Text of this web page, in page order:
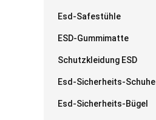
Esd-Safestühle
ESD-Gummimatte
Schutzkleidung ESD
Esd-Sicherheits-Schuhe
Esd-Sicherheits-Bügel